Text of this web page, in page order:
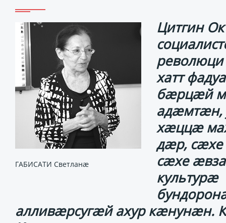
ГАБИСАТИ Светланæ
Цитгин
хатт
бӕрцӕй
адӕмтӕн,
хӕццӕ
дӕр, сӕхе
сӕхе
культурӕ
алливӕрсугӕй ахур кӕнунӕн.